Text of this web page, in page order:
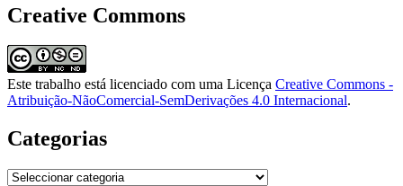
Creative Commons
Este trabalho está licenciado com uma Licença Creative Commons -
Atribuição-NãoComercial-SemDerivações 4.0 Internacional.
Categorias
Categorias